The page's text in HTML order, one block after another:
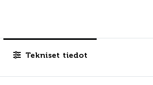
Tekniset tiedot